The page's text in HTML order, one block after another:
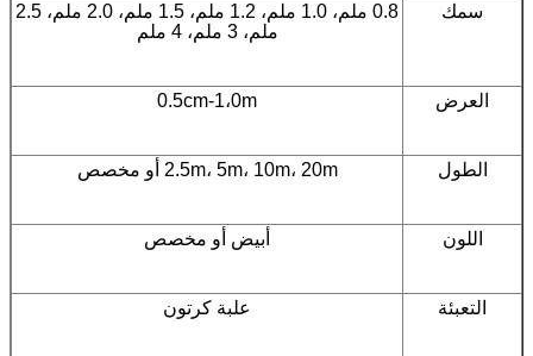
سمك
0.8 ملم، 1.0 ملم، 1.2 ملم، 1.5 ملم، 2.0 ملم، 2.5
ملم، 3 ملم، 4 ملم
العرض 0.5cm-1،0m
الطول 2.5m، 5m، 10m، 20m أو مخصص
اللون أبيض أو مخصص
التعبئة علبة كرتون